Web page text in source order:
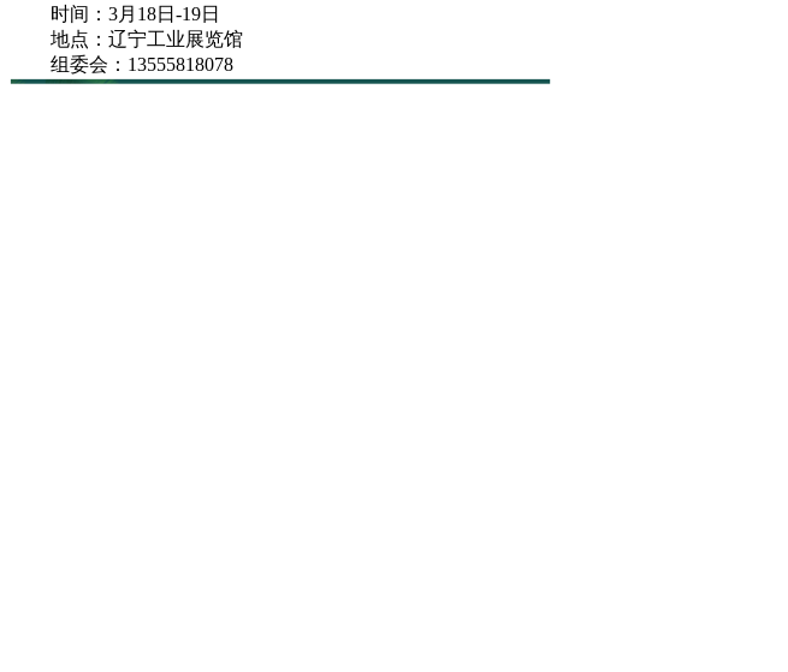
时间：3月18日-19日
地点：辽宁工业展览馆
组委会：13555818078